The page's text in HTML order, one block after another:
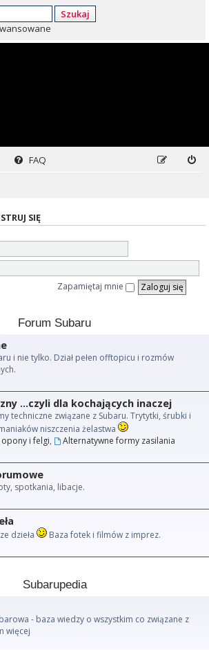
Szukaj
FAQ
SIĘ
Zapamiętaj mnie
Forum Subaru
i nie tylko. Dział pełen offtopicu i rozmów
...czyli dla kochających inaczej
techniczne związane z Subaru. Trytytki, śrubki i
niszczenia żelastwa
opony i felgi,
Alternatywne formy zasilania
spotkania, libacje.
dzieła
Baza fotek i filmów z imprez.
Subarupedia
- baza wiedzy o wszystkim co związane z
więcej